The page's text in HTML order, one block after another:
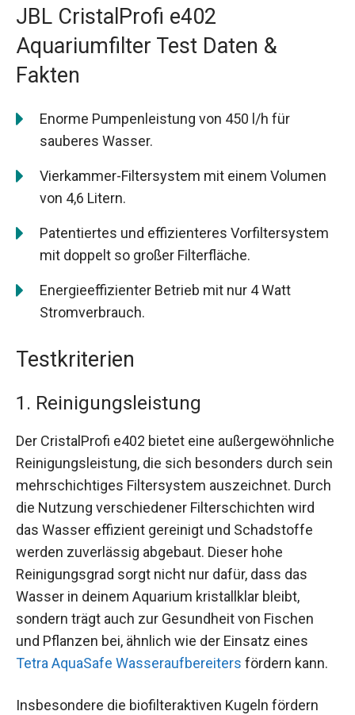
JBL CristalProfi e402
Aquariumfilter Test Daten &
Fakten
Enorme Pumpenleistung von 450 l/h für
sauberes Wasser.
Vierkammer-Filtersystem mit einem Volumen
von 4,6 Litern.
Patentiertes und effizienteres Vorfiltersystem
mit doppelt so großer Filterfläche.
Energieeffizienter Betrieb mit nur 4 Watt
Stromverbrauch.
Testkriterien
1. Reinigungsleistung
Der CristalProfi e402 bietet eine außergewöhnliche
Reinigungsleistung, die sich besonders durch sein
mehrschichtiges Filtersystem auszeichnet. Durch
die Nutzung verschiedener Filterschichten wird
das Wasser effizient gereinigt und Schadstoffe
werden zuverlässig abgebaut. Dieser hohe
Reinigungsgrad sorgt nicht nur dafür, dass das
Wasser in deinem Aquarium kristallklar bleibt,
sondern trägt auch zur Gesundheit von Fischen
und Pflanzen bei, ähnlich wie der Einsatz eines
Tetra AquaSafe Wasseraufbereiters fördern kann.
Insbesondere die biofilteraktiven Kugeln fördern